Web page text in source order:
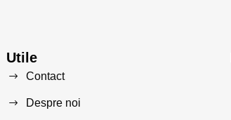
Utile
Contact
Despre noi